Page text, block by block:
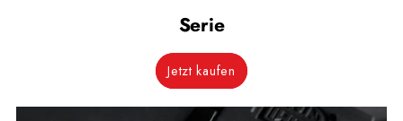
Serie
Jetzt kaufen